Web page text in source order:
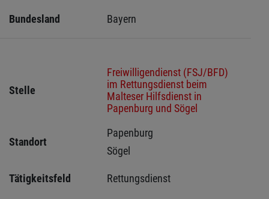
Bundesland Bayern
Stelle
Freiwilligendienst (FSJ/BFD)
im Rettungsdienst beim
Malteser Hilfsdienst in
Papenburg und Sögel
Standort
Papenburg
Sögel
Tätigkeitsfeld Rettungsdienst